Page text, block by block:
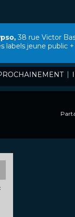
|
38 rue Victor
labels jeune public